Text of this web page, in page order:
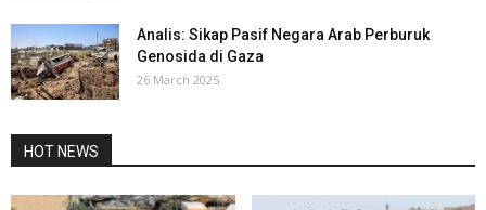
Analis: Sikap Pasif Negara Arab Perburuk
Genosida di Gaza
26 March 2025
HOT NEWS